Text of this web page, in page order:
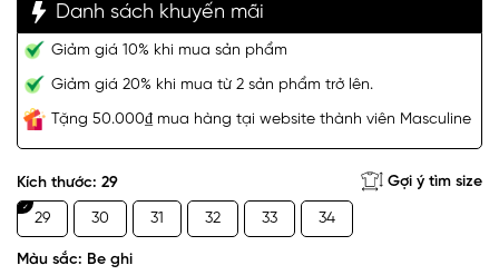
Danh sách khuyến mãi
Giảm giá 10% khi mua sản phẩm
Giảm giá 20% khi mua từ 2 sản phẩm trở lên.
Tặng 50.000₫ mua hàng tại website thành viên Masculine
Kích thước: 29 Gợi ý tìm size
29 30 31 32 33 34
Màu sắc: Be ghi